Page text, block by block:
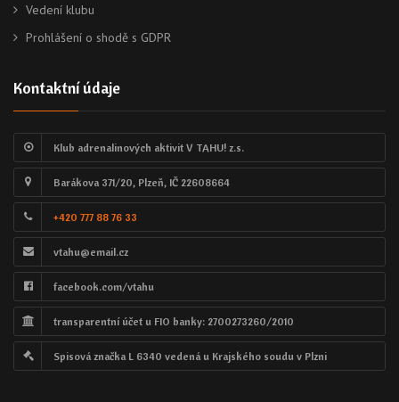
Vedení klubu
Prohlášení o shodě s GDPR
Kontaktní údaje
Klub adrenalinových aktivit V TAHU! z.s.
Barákova 371/20, Plzeň, IČ 22608664
+420 777 88 76 33
vtahu@email.cz
facebook.com/vtahu
transparentní účet u FIO banky: 2700273260/2010
Spisová značka L 6340 vedená u Krajského soudu v Plzni